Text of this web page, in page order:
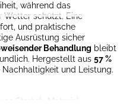
während das
Wetter schützt. Eine
und praktische
Ausrüstung sicher
Behandlung bleibt
Hergestellt aus 57 %
Nachhaltigkeit und Leistung.
Stretch-Material